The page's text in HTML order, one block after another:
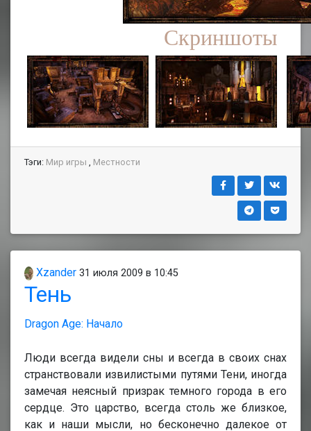
Скриншоты
Тэги: Мир игры Местности
Xzander 31 июля 2009 в 10:45
Тень
Dragon Age: Начало
Люди всегда видели сны и всегда в своих снах
странствовали извилистыми путями Тени, иногда
замечая неясный призрак темного города в его
сердце. Это царство, всегда столь же близкое,
как и наши мысли, но бесконечно далекое от